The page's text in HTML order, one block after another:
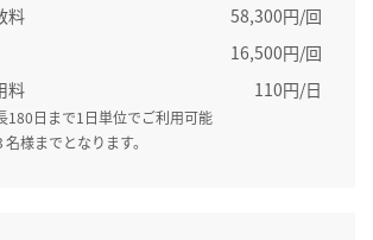
料
58,300円/回
16,500円/回
料
110円/日
180日まで1日単位でご利用可能
様までとなります。